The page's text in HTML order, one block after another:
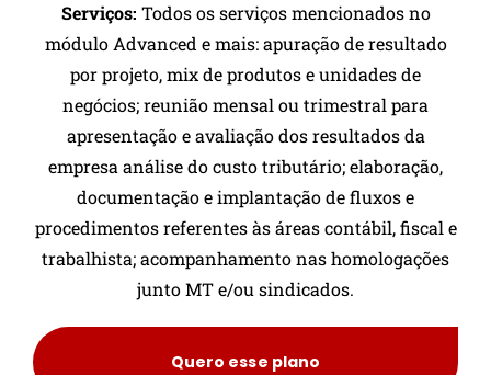
Serviços: Todos os serviços mencionados no
módulo Advanced e mais: apuração de resultado
por projeto, mix de produtos e unidades de
negócios; reunião mensal ou trimestral para
apresentação e avaliação dos resultados da
empresa análise do custo tributário; elaboração,
documentação e implantação de fluxos e
procedimentos referentes às áreas contábil, fiscal e
trabalhista; acompanhamento nas homologações
junto MT e/ou sindicados.
Quero esse plano